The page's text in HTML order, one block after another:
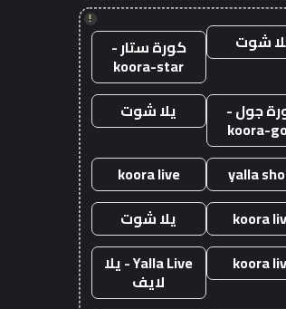
!
شوت كورة ستار -
koora-star
جول -
koora-
يلا شوت
yalla
koora live
koora
يلا شوت
koora
Yalla Live - يلا
لايف